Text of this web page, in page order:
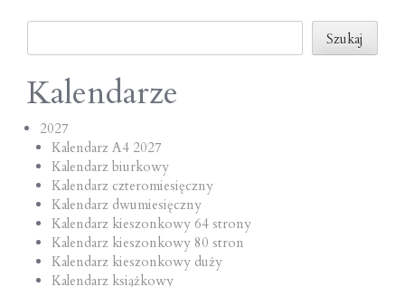
o
n
Szukaj
Szukaj
Kalendarze
2027
Kalendarz A4 2027
Kalendarz biurkowy
Kalendarz czteromiesięczny
Kalendarz dwumiesięczny
Kalendarz kieszonkowy 64 strony
Kalendarz kieszonkowy 80 stron
Kalendarz kieszonkowy duży
Kalendarz książkowy